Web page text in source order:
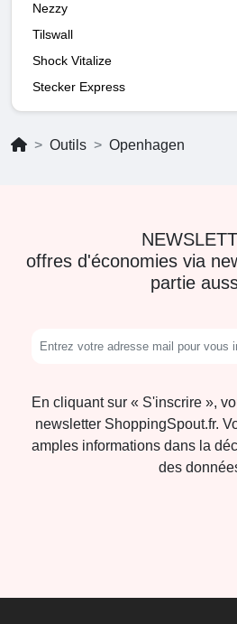
Nezzy
Tilswall
Shock Vitalize
Stecker Express
Outils Openhagen
offres d'économies via
partie
En cliquant sur « S'inscrire »,
newsletter ShoppingSpout.fr.
amples informations dans la
des